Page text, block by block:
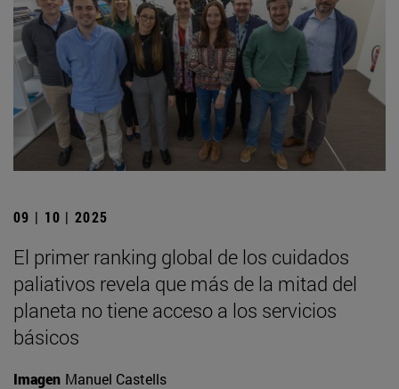
09 | 10 | 2025
El primer ranking global de los cuidados
paliativos revela que más de la mitad del
planeta no tiene acceso a los servicios
básicos
Imagen Manuel Castells